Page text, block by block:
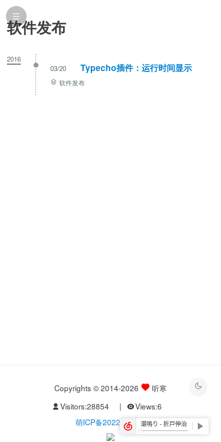
软件发布
2016
03/20
Typecho插件：运行时间显示
软件发布
Copyrights © 2014-2026
听寒
Visitors:28854 | Views:6
萌ICP备20229526号